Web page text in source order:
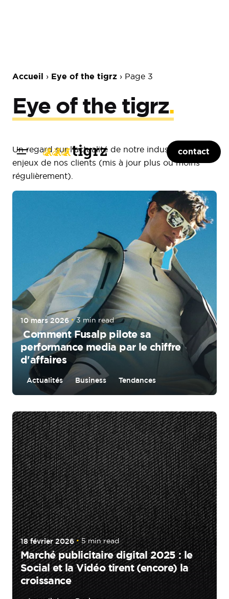
contact
Accueil › Eye of the tigrz › Page 3
Eye of the tigrz.
Un regard sur l’actualité de notre industrie et des
enjeux de nos clients (mis à jour plus ou moins
régulièrement).
10 mars 2026 3 min read
Comment Fusalp pilote sa
performance media par le chiffre
d'affaires
Actualités Business Tendances
Posted by
Aurélie Morin
18 février 2026 5 min read
Marché publicitaire digital 2025 : le
Social et la Vidéo tirent (encore) la
croissance